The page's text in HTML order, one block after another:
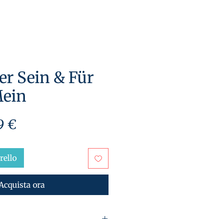
Sein & Für
€Prezzo
ora